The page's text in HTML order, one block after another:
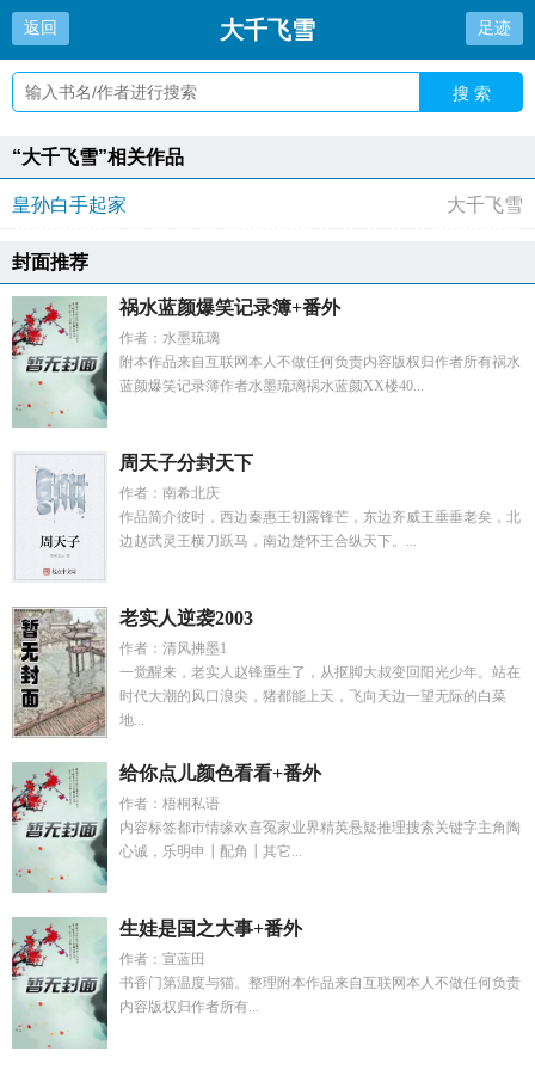
返回 大千飞雪 足迹
搜 索
“大千飞雪”相关作品
皇孙白手起家 大千飞雪
封面推荐
祸水蓝颜爆笑记录簿+番外
作者：水墨琉璃
附本作品来自互联网本人不做任何负责内容版权归作者所有祸水
蓝颜爆笑记录簿作者水墨琉璃祸水蓝颜XX楼40...
周天子分封天下
作者：南希北庆
作品简介彼时，西边秦惠王初露锋芒，东边齐威王垂垂老矣，北
边赵武灵王横刀跃马，南边楚怀王合纵天下。...
老实人逆袭2003
作者：清风拂墨1
一觉醒来，老实人赵锋重生了，从抠脚大叔变回阳光少年。站在
时代大潮的风口浪尖，猪都能上天，飞向天边一望无际的白菜
地...
给你点儿颜色看看+番外
作者：梧桐私语
内容标签都市情缘欢喜冤家业界精英悬疑推理搜索关键字主角陶
心诚，乐明申┃配角┃其它...
生娃是国之大事+番外
作者：宣蓝田
书香门第温度与猫。整理附本作品来自互联网本人不做任何负责
内容版权归作者所有...